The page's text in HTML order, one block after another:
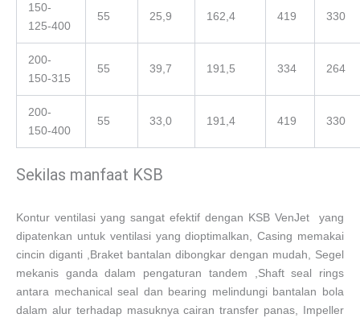
150-
125-400
55 25,9 162,4 419 330
200-
150-315
55 39,7 191,5 334 264
200-
150-400
55 33,0 191,4 419 330
Sekilas manfaat KSB
Kontur ventilasi yang sangat efektif dengan KSB VenJet yang
dipatenkan untuk ventilasi yang dioptimalkan, Casing memakai
cincin diganti ,Braket bantalan dibongkar dengan mudah, Segel
mekanis ganda dalam pengaturan tandem ,Shaft seal rings
antara mechanical seal dan bearing melindungi bantalan bola
dalam alur terhadap masuknya cairan transfer panas, Impeller